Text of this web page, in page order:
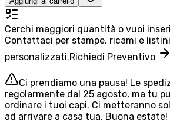
Cerchi maggiori quantità o vuoi
Contattaci per stampe, ricami e listini
personalizzati.Richiedi Preventivo
Ci prendiamo una pausa! Le
regolarmente dal 25 agosto, ma tu
ordinare i tuoi capi. Ci metteranno
ad arrivare a casa tua. Buona estate!